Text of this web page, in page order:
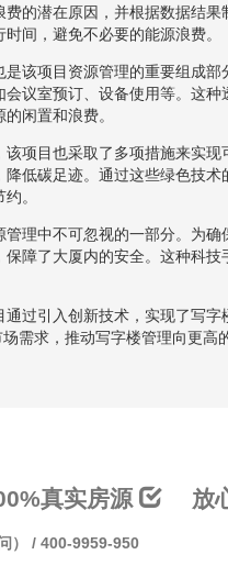
费的潜在原因，并根据数据结
间，避免不必要的能源浪费。
是该项目资源管理的重要组成
会议室预订、设备使用等。这
闲置和浪费。
该项目也采取了多项措施来实
降低碳足迹。通过这些绿色技
。
管理中不可忽视的一部分。为
保障了大厦内的安全。这种科
通过引入创新技术，实现了写
需求，推动写字楼管理向更高
真实房源 放
） / 400-9959-950